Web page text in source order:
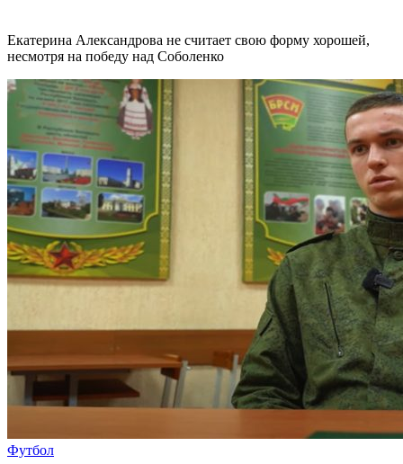
Екатерина Александрова не считает свою форму хорошей,
несмотря на победу над Соболенко
Футбол